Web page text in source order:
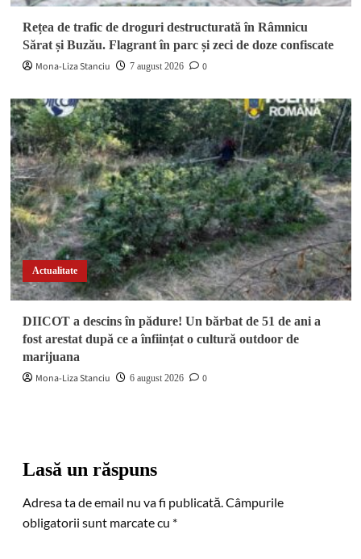
Rețea de trafic de droguri destructurată în Râmnicu
Sărat și Buzău. Flagrant în parc și zeci de doze confiscate
Mona-Liza Stanciu
7 august 2026 0
Actualitate
DIICOT a descins în pădure! Un bărbat de 51 de ani a
fost arestat după ce a înființat o cultură outdoor de
marijuana
Mona-Liza Stanciu
6 august 2026 0
Lasă un răspuns
Adresa ta de email nu va fi publicată. Câmpurile
obligatorii sunt marcate cu *